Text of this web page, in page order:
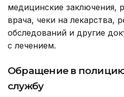
медицинские заключения,
врача, чеки на лекарства,
обследований и другие
с лечением.
Обращение в
службу